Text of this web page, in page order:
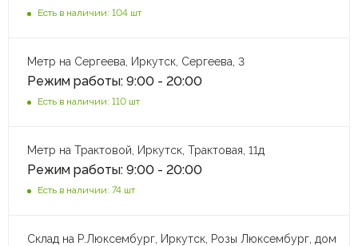
Есть в наличии: 104 шт
Метр на Сергеева, Иркутск, Сергеева, 3
Режим работы: 9:00 - 20:00
Есть в наличии: 110 шт
Метр на Трактовой, Иркутск, Трактовая, 11д
Режим работы: 9:00 - 20:00
Есть в наличии: 74 шт
Склад на Р.Люксембург, Иркутск, Розы Люксембург, дом